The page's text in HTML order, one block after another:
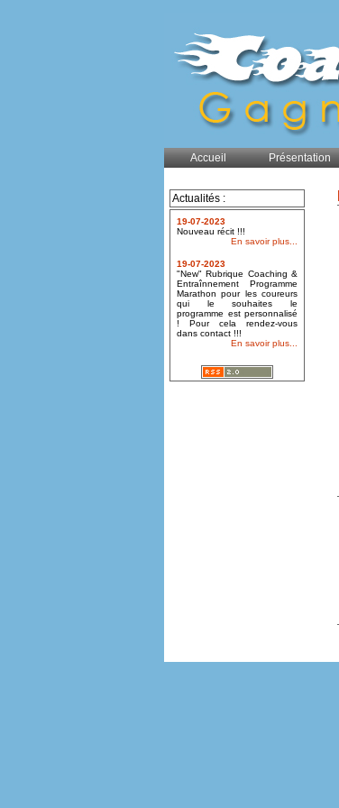
Accueil Présentation
Actualités :
19-07-2023
Nouveau récit !!!
En savoir plus...
19-07-2023
"New" Rubrique Coaching &
Entraînnement Programme
Marathon pour les coureurs
qui le souhaites le
programme est personnalisé
! Pour cela rendez-vous
dans contact !!!
En savoir plus...